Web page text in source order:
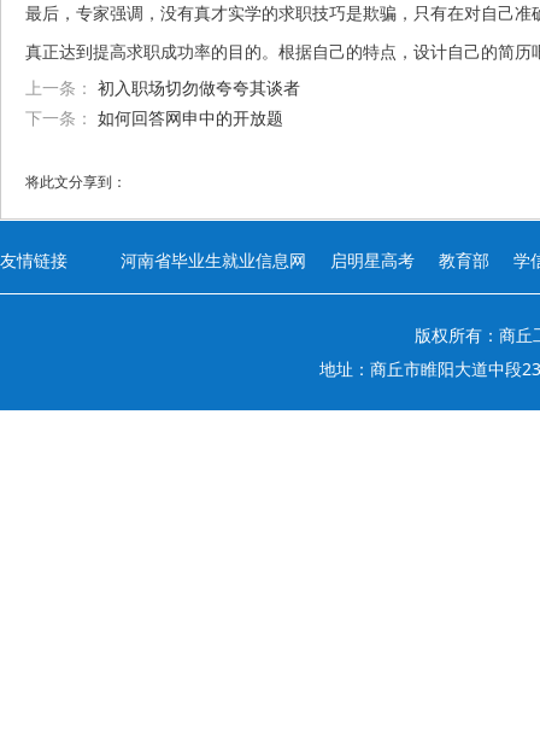
最后，专家强调，没有真才实学的求职技巧是欺骗，只有在对自己
真正达到提高求职成功率的目的。根据自己的特点，设计自己的简历
上一条： 初入职场切勿做夸夸其谈者
下一条： 如何回答网申中的开放题
将此文分享到：
友情链接 河南省毕业生就业信息网 启明星高考 教育部 学
版权所有：商
地址：商丘市睢阳大道中段